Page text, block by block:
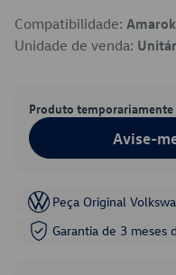
Compatibilidade: Amarok
Unidade de venda:
Produto temporariamente
Avise-
Peça Original
Garantia de 3 meses